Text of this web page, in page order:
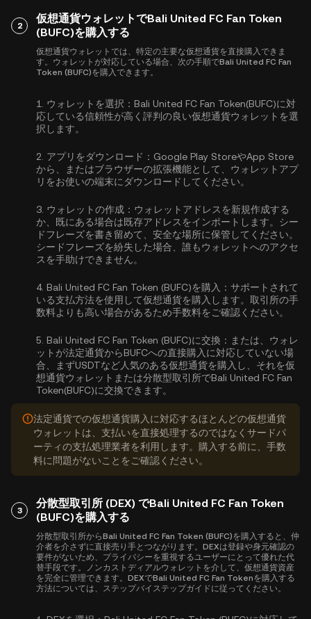
2
仮想通貨ウォレットでBali United FC Fan Token
(BUFC)を購入する
仮想通貨ウォレットでは、特定の主要な仮想通貨を直接購入できま
す。ウォレットが対応している場合、次の手順でBali United FC Fan
Token (BUFC)を購入できます。
1. ウォレットを選択： Bali United FC Fan Token(BUFC)に対
応している信頼性が高く評判の良い仮想通貨ウォレットを選
択します。
2. アプリをダウンロード： Google Play StoreやApp Store
から、またはブラウザーの拡張機能として、ウォレットアプ
リをお使いの端末にダウンロードしてください。
3. ウォレットの作成： ウォレットアドレスを新規作成する
か、既にある場合は既存アドレスをインポートします。シー
ドフレーズを書き留めて、安全な場所に保管してください。
シードフレーズを紛失した場合、誰もウォレットへのアクセ
スを手助けできません。
4. Bali United FC Fan Token (BUFC)を購入： サポートされて
いる支払方法を使用して仮想通貨を購入します。取引所の手
数料よりも高い場合があるため手数料をご確認ください。
5. Bali United FC Fan Token (BUFC)に交換： または、ウォレ
ットが法定通貨からBUFCへの直接購入に対応していない場
合、まずUSDTなど人気のある仮想通貨を購入し、それを仮
想通貨ウォレットまたは分散型取引所でBali United FC Fan
Token(BUFC)に交換できます。
法定通貨での仮想通貨購入に対応するほとんどの仮想通貨
ウォレットは、支払いを直接処理するのではなくサードパ
ーティの支払処理業者を利用します。購入する前に、手数
料に問題がないことをご確認ください。
3
分散型取引所 (DEX) でBali United FC Fan Token
(BUFC)を購入する
分散型取引所からBali United FC Fan Token (BUFC)を購入すると、仲
介者を介さずに直接売り手とつながります。DEXは登録や身元確認の
要件がないため、プライバシーを重視するユーザーにとって優れた代
替手段です。ノンカストディアルウォレットを介して、仮想通貨資産
を完全に管理できます。DEXでBali United FC Fan Tokenを購入する
方法については、ステップバイステップガイドに従ってください。